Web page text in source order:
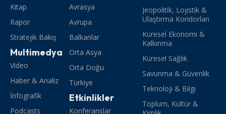
Kitap
Rapor
Stratejik Bakış
Multimedya
Video
Haber & Analiz
İnfografik
Podcasts
Avrasya
Avrupa
Balkanlar
Orta Asya
Orta Doğu
Türkiye
Etkinlikler
Konferanslar
Jeopolitik, Lojistik &
Ulaştırma Koridorları
Küresel Ekonomi &
Kalkınma
Küresel Sağlık
Savunma & Güvenlik
Teknoloji & Bilgi
Toplum, Kültür &